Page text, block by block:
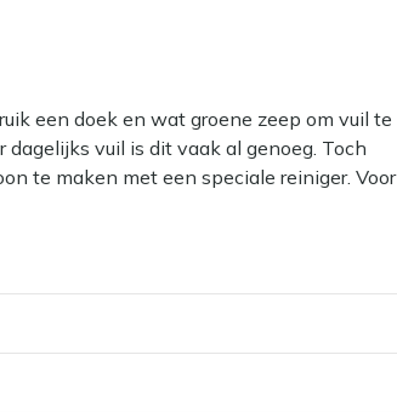
uitgebreid ontbijt buiten.
moeite
een doek en wat groene zeep om vuil te
vuil is dit vaak al genoeg. Toch
te maken met een speciale reiniger. Voor
beschadigen.
beschermende laag aanbrengen met onze